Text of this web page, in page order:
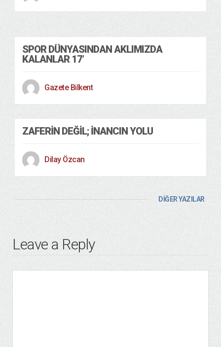
Spor
31/12/2017
SPOR DÜNYASINDAN AKLIMIZDA
KALANLAR 17’
Gazete Bilkent
ZAFERIN DEĞIL; İNANCIN YOLU
Dilay Özcan
DİĞER YAZILAR
Leave a Reply